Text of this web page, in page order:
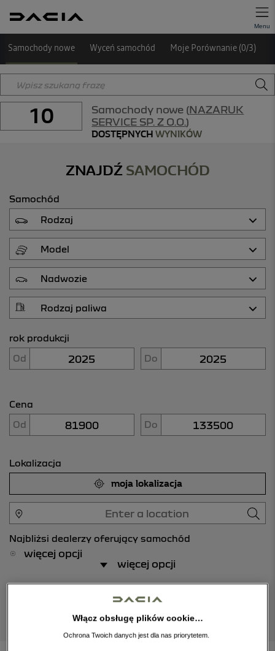
Samochody nowe Wyceń samochód Moje Porównanie (0/3)
10 Samochody nowe (NAZARUK
SERVICE SP. Z O.O.)
DOSTĘPNYCHWYNIKÓW
ZNAJDŹ SAMOCHÓD
Samochód
rok produkcji
Od Do
Cena
Od Do
Lokalizacja
moja lokalizacja
Najbliżsi dealerzy oferujący samochód
więcej opcji
więcej opcji
WYCZYŚĆ FILTRY
Włącz obsługę plików cookie…
Ochrona Twoich danych jest dla nas priorytetem.